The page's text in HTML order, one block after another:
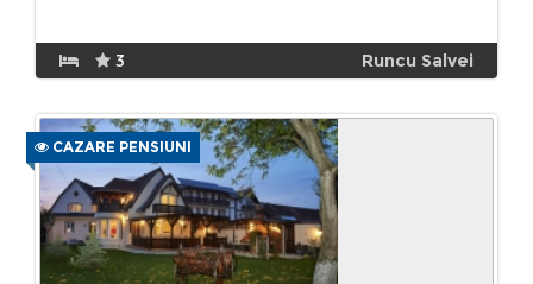
3 Runcu Salvei
CAZARE PENSIUNI